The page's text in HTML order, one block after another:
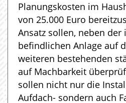
Planungskosten im
von 25.000 Euro
Ansatz sollen, neben der
befindlichen Anlage auf
weiteren bestehenden
auf Machbarkeit
sollen nicht nur die
Aufdach- sondern auch